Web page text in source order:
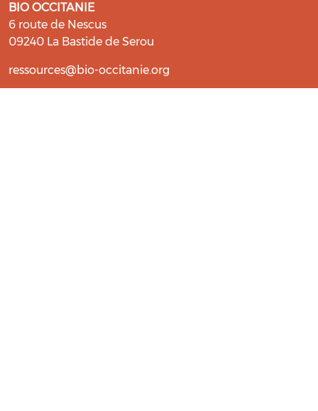
BIO OCCITANIE
6 route de Nescus
09240 La Bastide de Serou
ressources@bio-occitanie.org